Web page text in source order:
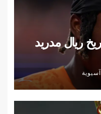
ريال مدريد